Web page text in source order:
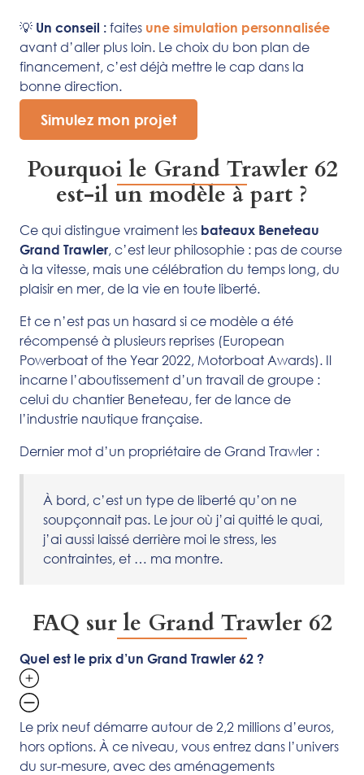
💡 Un conseil : faites une simulation personnalisée
avant d’aller plus loin. Le choix du bon plan de
financement, c’est déjà mettre le cap dans la
bonne direction.
Simulez mon projet
Pourquoi le Grand Trawler 62
est-il un modèle à part ?
Ce qui distingue vraiment les bateaux Beneteau
Grand Trawler, c’est leur philosophie : pas de course
à la vitesse, mais une célébration du temps long, du
plaisir en mer, de la vie en toute liberté.
Et ce n’est pas un hasard si ce modèle a été
récompensé à plusieurs reprises (European
Powerboat of the Year 2022, Motorboat Awards). Il
incarne l’aboutissement d’un travail de groupe :
celui du chantier Beneteau, fer de lance de
l’industrie nautique française.
Dernier mot d’un propriétaire de Grand Trawler :
À bord, c’est un type de liberté qu’on ne
soupçonnait pas. Le jour où j’ai quitté le quai,
j’ai aussi laissé derrière moi le stress, les
contraintes, et … ma montre.
FAQ sur le Grand Trawler 62
Quel est le prix d’un Grand Trawler 62 ?
Le prix neuf démarre autour de 2,2 millions d’euros,
hors options. À ce niveau, vous entrez dans l’univers
du sur-mesure, avec des aménagements